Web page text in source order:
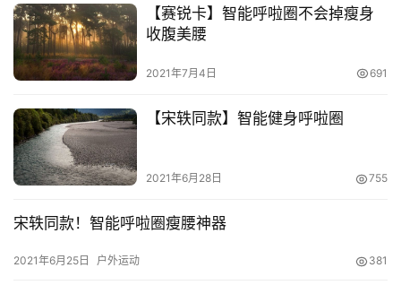
目
电
创
业
创
项
【赛锐卡】智能呼啦圈不会掉瘦身
收腹美腰
2021年7月4日 691
【宋轶同款】智能健身呼啦圈
2021年6月28日 755
宋轶同款！智能呼啦圈瘦腰神器
2021年6月25日 户外运动 381